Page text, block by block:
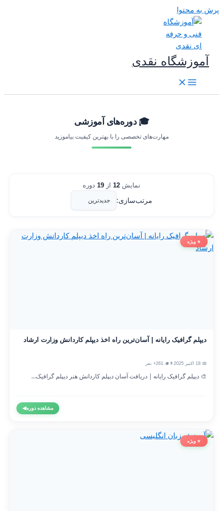
به محتوا
آموزشگاه نقدی
🎓 دوره‌های آموزشی
مهارت‌های تخصصی را با بهترین کیفیت بیاموزید
نمایش12 از 19 دوره
مرتب‌سازی:
⭐ ویژه
دیپلم گرافیک رایانه | آسان‌ترین راه اخذ دیپلم کاردانش وزارت ارشاد
👨‍🎓 261+ نفر
🎨 دیپلم گرافیک رایانه | دریافت آسان دیپلم کاردانش هنر دیپلم گرافیک...
مشاهده دوره◀
⭐ ویژه